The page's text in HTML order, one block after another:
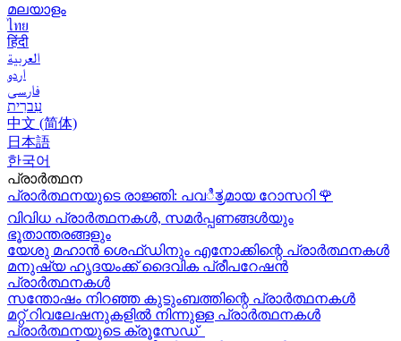
മലയാളം
ไทย
हिंदी
العربية
اردو
فارسی
עִברִית
中文 (简体)
日本語
한국어
പ്രാർത്ഥന
പ്രാർത്ഥനയുടെ രാജ്ഞി: പവಿತ್ರമായ റോസറി 🌹
വിവിധ പ്രാർത്ഥനകൾ, സമർപ്പണങ്ങൾയും
ഭൂതാന്തരങ്ങളും
യേശു മഹാന്‍ ശെഫ്ഡിനും എനോക്കിന്റെ പ്രാർത്ഥനകള്‍
മനുഷ്യ ഹൃദയംക്ക് ദൈവിക പ്രീപറേഷൻ
പ്രാർത്ഥനകൾ
സന്തോഷം നിറഞ്ഞ കുടുംബത്തിന്റെ പ്രാർത്ഥനകള്‍
മറ്റ് റിവലേഷനുകളിൽ നിന്നുള്ള പ്രാർത്ഥനകൾ
പ്രാർത്ഥനയുടെ ക്രൂസേഡ്